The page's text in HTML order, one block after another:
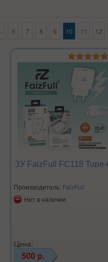
6 7 8 9 10 11 12
ЗУ FaizFull FC118 Tupe-
Производитель: FaizFull
Нет в наличии
Цена:
500 р.